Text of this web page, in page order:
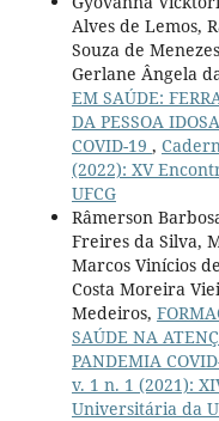
Alves de Lemos,
Souza de
Gerlane Ângela
EM SAÚDE:
DA PESSOA
COVID-19 ,
(2022): XV
UFCG
Râmerson
Freires da Silva,
Marcos Vinícios
Costa Moreira
Medeiros,
SAÚDE NA
PANDEMIA
v. 1 n. 1 (2021):
Universitária da